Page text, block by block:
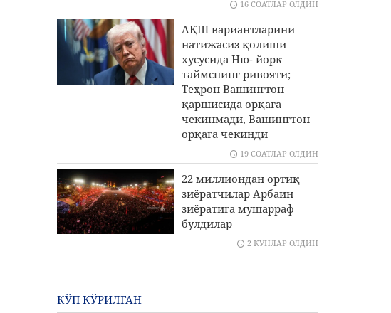
16 СОАТЛАР ОЛДИН
АҚШ вариантларини
натижасиз қолиши
хусусида Ню- йорк
таймснинг ривояти;
Теҳрон Вашингтон
қаршисида орқага
чекинмади, Вашингтон
орқага чекинди
19 СОАТЛАР ОЛДИН
22 миллиондан ортиқ
зиёратчилар Арбаин
зиёратига мушарраф
бӯлдилар
2 КУНЛАР ОЛДИН
КЎП КЎРИЛГАН